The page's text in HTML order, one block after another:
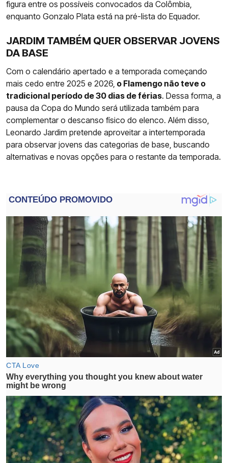
figura entre os possíveis convocados da Colômbia,
enquanto Gonzalo Plata está na pré-lista do Equador.
JARDIM TAMBÉM QUER OBSERVAR JOVENS
DA BASE
Com o calendário apertado e a temporada começando
mais cedo entre 2025 e 2026, o Flamengo não teve o
tradicional período de 30 dias de férias. Dessa forma, a
pausa da Copa do Mundo será utilizada também para
complementar o descanso físico do elenco. Além disso,
Leonardo Jardim pretende aproveitar a intertemporada
para observar jovens das categorias de base, buscando
alternativas e novas opções para o restante da temporada.